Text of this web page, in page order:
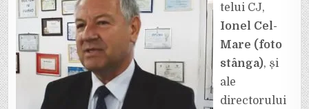
telui CJ,
Ionel Cel-
Mare (foto
stânga), și
ale
directorului